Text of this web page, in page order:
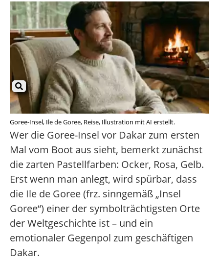
Goree-Insel, Ile de Goree, Reise, Illustration mit AI erstellt.
Wer die Goree-Insel vor Dakar zum ersten
Mal vom Boot aus sieht, bemerkt zunächst
die zarten Pastellfarben: Ocker, Rosa, Gelb.
Erst wenn man anlegt, wird spürbar, dass
die Ile de Goree (frz. sinngemäß „Insel
Goree“) einer der symbolträchtigsten Orte
der Weltgeschichte ist – und ein
emotionaler Gegenpol zum geschäftigen
Dakar.